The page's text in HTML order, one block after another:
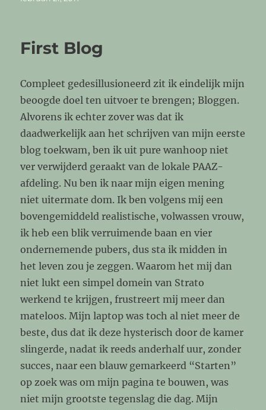
First Blog
Compleet gedesillusioneerd zit ik eindelijk mijn
beoogde doel ten uitvoer te brengen; Bloggen.
Alvorens ik echter zover was dat ik
daadwerkelijk aan het schrijven van mijn eerste
blog toekwam, ben ik uit pure wanhoop niet
ver verwijderd geraakt van de lokale PAAZ-
afdeling. Nu ben ik naar mijn eigen mening
niet uitermate dom. Ik ben volgens mij een
bovengemiddeld realistische, volwassen vrouw,
ik heb een blik verruimende baan en vier
ondernemende pubers, dus sta ik midden in
het leven zou je zeggen. Waarom het mij dan
niet lukt een simpel domein van Strato
werkend te krijgen, frustreert mij meer dan
mateloos. Mijn laptop was toch al niet meer de
beste, dus dat ik deze hysterisch door de kamer
slingerde, nadat ik reeds anderhalf uur, zonder
succes, naar een blauw gemarkeerd “Starten”
op zoek was om mijn pagina te bouwen, was
niet mijn grootste tegenslag die dag. Mijn